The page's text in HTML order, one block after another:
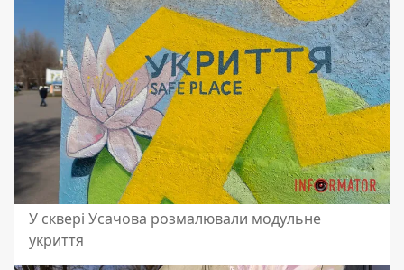
У сквері Усачова розмалювали модульне
укриття